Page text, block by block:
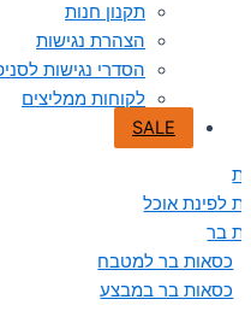
תקנון חנות
הצהרת נגישות
הסדרי נגישות
לקוחות ממליצים
SALE
לפינת אוכל
בר
כסאות בר למטבח
כסאות בר במבצע